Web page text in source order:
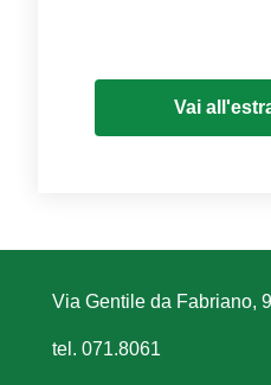
Vai
Via Gentile da Fabriano,
tel. 071.8061